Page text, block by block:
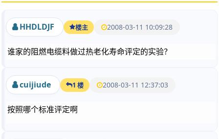
HHDLDJF 楼主 2008-03-11 10:09:28
谁家的阻燃电缆料做过热老化寿命评定的实验？
cuijiude 1 楼 2008-03-11 12:37:03
按照哪个标准评定啊